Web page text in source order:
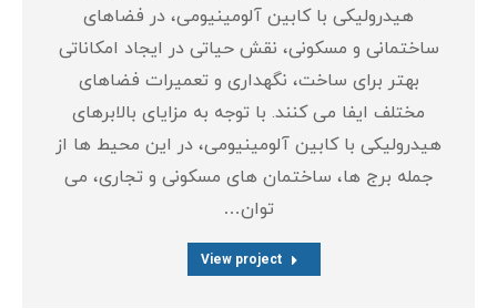
هیدرولیکی با کابین آلومینیومی، در فضاهای
ساختمانی و مسکونی، نقش حیاتی در ایجاد امکاناتی
بهتر برای ساخت، نگهداری و تعمیرات فضاهای
مختلف ایفا می‌ کنند. با توجه به مزایای بالابرهای
هیدرولیکی با کابین آلومینیومی، در این محیط‌ ها از
جمله برج‌ ها، ساختمان‌ های مسکونی و تجاری، می‌
توان…
View project